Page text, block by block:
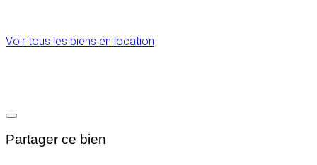
Voir tous les biens en location
Partager ce bien